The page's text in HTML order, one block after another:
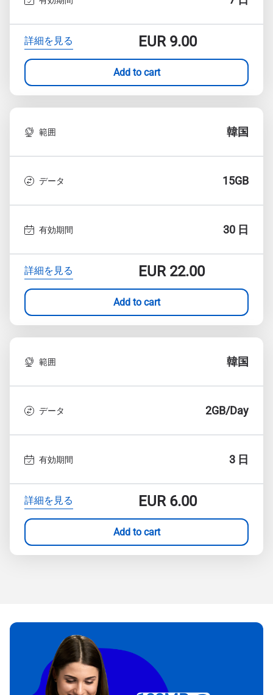
詳細を見る EUR9.00
Add to cart
範囲 韓国
データ 15GB
有効期間 30 日
詳細を見る EUR22.00
Add to cart
範囲 韓国
データ 2GB/Day
有効期間 3 日
詳細を見る EUR6.00
Add to cart